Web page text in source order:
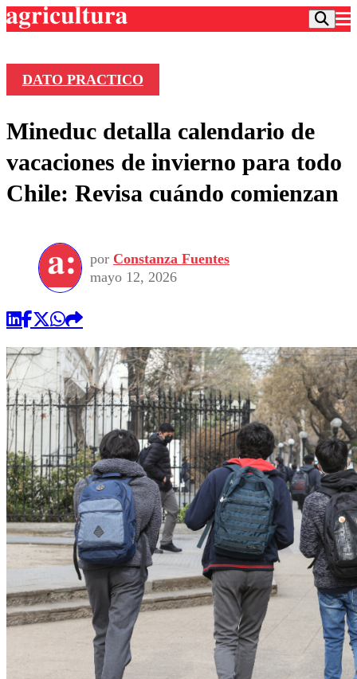
Frecuencias
Agricultura TV
Deportes
Colo Colo
Seleccion Chilena
Torneo Internacional
Universidad de Chile
Entretención
Economía
Internacional
Sustentabilidad
Publicaciones en medios
Opinión
DATO PRACTICO
Mineduc detalla calendario de
vacaciones de invierno para todo
Chile: Revisa cuándo comienzan
por Constanza Fuentes
mayo 12, 2026